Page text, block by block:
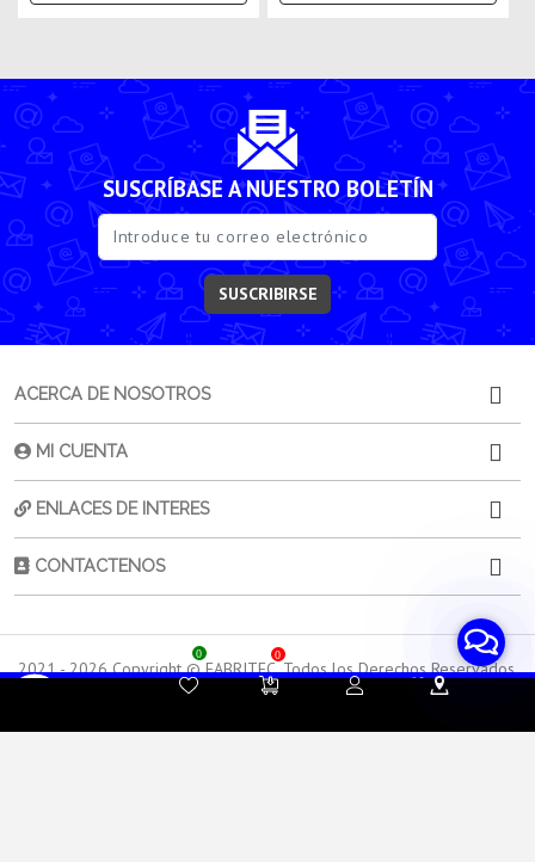
0 0
SUSCRÍBASE A NUESTRO BOLETÍN
SUSCRIBIRSE
Atención al
ACERCA DE NOSOTROS
MI CUENTA
ENLACES DE INTERES
CONTACTENOS
2021 -2026Copyright © FABRITEC. Todos los Derechos Reservados.
Desarrollado por HTEC